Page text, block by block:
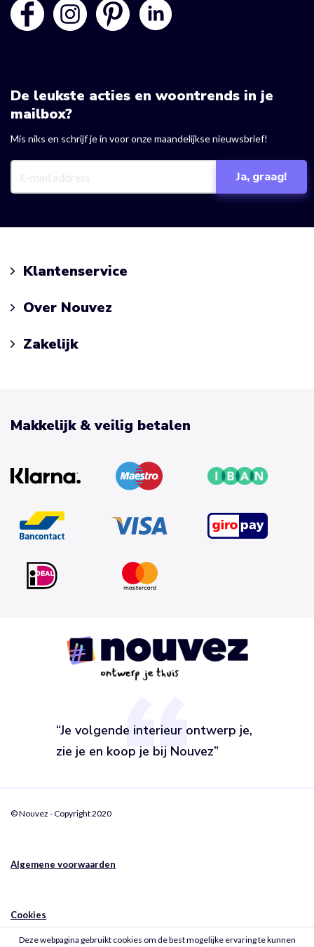
De leukste acties en woontrends in je
mailbox?
Mis niks en schrijf je in voor onze maandelijkse nieuwsbrief!
Klantenservice
Over Nouvez
Zakelijk
“Je volgende interieur ontwerp je,
zie je en koop je bij Nouvez”
Makkelijk & veilig betalen
© Nouvez - Copyright 2020
Algemene voorwaarden
Cookies
Deze webpagina gebruikt cookies om de best mogelijke ervaring te kunnen